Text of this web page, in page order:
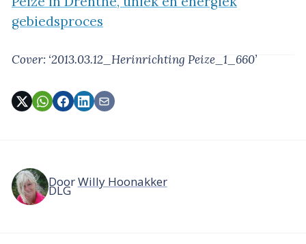
gebiedsproces
Cover: ‘2013.03.12_Herinrichting Peize_1_660’
DoorWilly Hoonakker
DLG